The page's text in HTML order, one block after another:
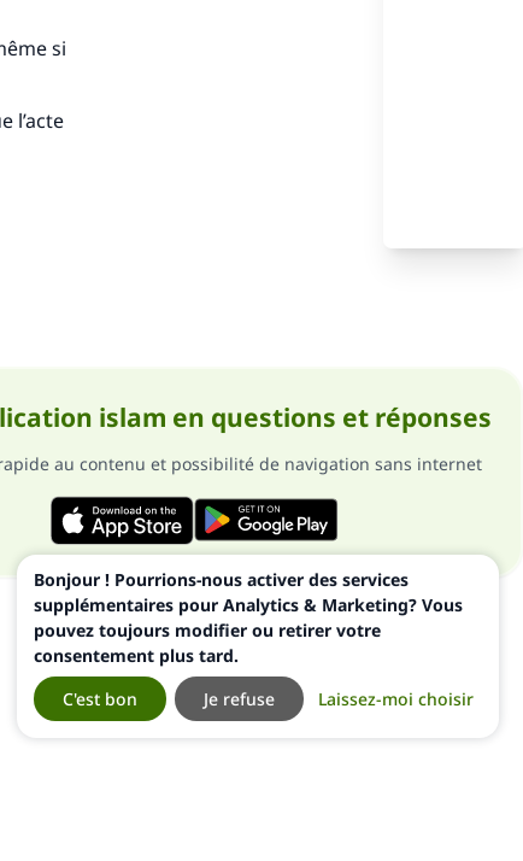
si
l’acte
islam en questions et réponses
au contenu et possibilité de navigation sans internet
Bonjour ! Pourrions-nous activer des services
supplémentaires pour Analytics & Marketing? Vous
pouvez toujours modifier ou retirer votre
consentement plus tard.
Laissez-moi choisir
Je refuse
C'est bon